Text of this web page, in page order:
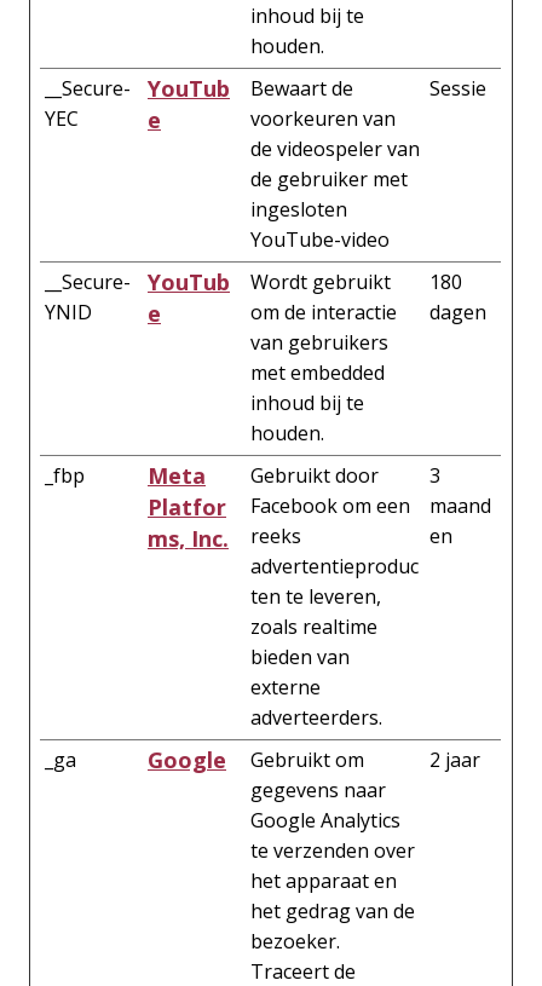
inhoud bij te
houden.
__Secure-
YEC
YouTub
e
Bewaart de
voorkeuren van
de videospeler van
de gebruiker met
ingesloten
YouTube-video
Sessie
__Secure-
YNID
YouTub
e
Wordt gebruikt
om de interactie
van gebruikers
met embedded
inhoud bij te
houden.
180
dagen
_fbp
Meta
Platfor
ms, Inc.
Gebruikt door
Facebook om een
reeks
advertentieproduc
ten te leveren,
zoals realtime
bieden van
externe
adverteerders.
3
maand
en
_ga Google
Gebruikt om
gegevens naar
Google Analytics
te verzenden over
het apparaat en
het gedrag van de
bezoeker.
Traceert de
2 jaar